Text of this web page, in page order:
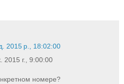
2015 р., 18:02:00
2015 г., 9:00:00
номере?